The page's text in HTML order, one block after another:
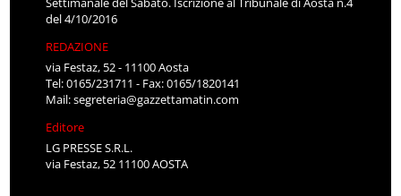
del 4/10/2016
REDAZIONE
via Festaz, 52 - 11100 Aosta
Tel: 0165/231711 - Fax: 0165/1820141
Mail:segreteria@gazzettamatin.com
Editore
LG PRESSE S.R.L.
via Festaz, 52 11100 AOSTA